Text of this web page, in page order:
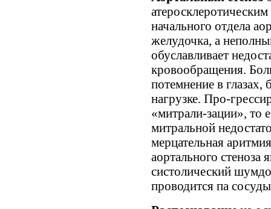
начального отдела
желудочка, а
обуславливает
кровообращения.
потемнение в глазах,
нагрузке. Про-
«митрали-зации», то
митральной
мерцательная
аортального стеноза
систолический
проводится па